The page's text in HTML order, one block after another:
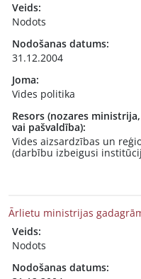
Veids:
Nodots
Nodošanas datums:
31.12.2004
Joma:
Vides politika
Resors (nozares
vai pašvaldība):
Vides aizsardzības un
(darbību izbeigusi
Ārlietu ministrijas
Veids:
Nodots
Nodošanas datums: